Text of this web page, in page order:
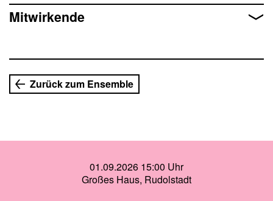
Der dänische Dichter Hans Christian Andersen (1805–
1875) ist heute vor allem für seine Kunstmärchen berühmt.
Schneekönigin«, 1844 pünktlich zum Weihnachtsfest
erschienen, ist – vielfach verfilmt und vertont – auf der
ganzen Welt bekannt. Das Märchen erzählt von dem
Mitwirkende
Zurück zum Ensemble
01.09.2026 15:00 Uhr
Großes Haus, Rudolstadt